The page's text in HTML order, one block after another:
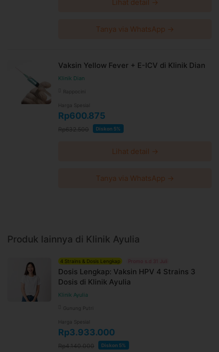
Lihat detail →
Tanya via WhatsApp →
Vaksin Yellow Fever + E-ICV di Klinik Dian
Klinik Dian
Rappocini
Harga Spesial
Rp600.875
Rp632.500 Diskon 5%
Lihat detail →
Tanya via WhatsApp →
Produk lainnya di Klinik Ayulia
4 Strains & Dosis Lengkap Promo s.d 31 Juli
Dosis Lengkap: Vaksin HPV 4 Strains 3
Dosis di Klinik Ayulia
Klinik Ayulia
Gunung Putri
Harga Spesial
Rp3.933.000
Rp4.140.000 Diskon 5%